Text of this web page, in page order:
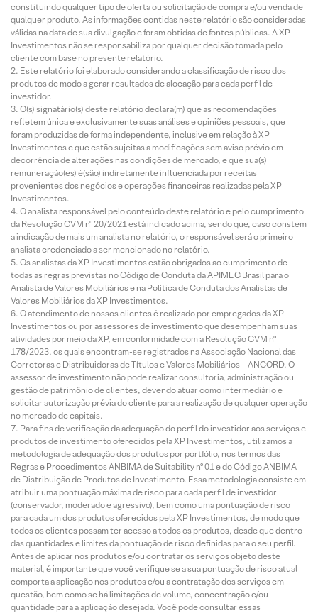
constituindo qualquer tipo de oferta ou solicitação de compra e/ou venda de
qualquer produto. As informações contidas neste relatório são consideradas
válidas na data de sua divulgação e foram obtidas de fontes públicas. A XP
Investimentos não se responsabiliza por qualquer decisão tomada pelo
cliente com base no presente relatório.
Este relatório foi elaborado considerando a classificação de risco dos
produtos de modo a gerar resultados de alocação para cada perfil de
investidor.
O(s) signatário(s) deste relatório declara(m) que as recomendações
refletem única e exclusivamente suas análises e opiniões pessoais, que
foram produzidas de forma independente, inclusive em relação à XP
Investimentos e que estão sujeitas a modificações sem aviso prévio em
decorrência de alterações nas condições de mercado, e que sua(s)
remuneração(es) é(são) indiretamente influenciada por receitas
provenientes dos negócios e operações financeiras realizadas pela XP
Investimentos.
O analista responsável pelo conteúdo deste relatório e pelo cumprimento
da Resolução CVM nº 20/2021 está indicado acima, sendo que, caso constem
a indicação de mais um analista no relatório, o responsável será o primeiro
analista credenciado a ser mencionado no relatório.
Os analistas da XP Investimentos estão obrigados ao cumprimento de
todas as regras previstas no Código de Conduta da APIMEC Brasil para o
Analista de Valores Mobiliários e na Política de Conduta dos Analistas de
Valores Mobiliários da XP Investimentos.
O atendimento de nossos clientes é realizado por empregados da XP
Investimentos ou por assessores de investimento que desempenham suas
atividades por meio da XP, em conformidade com a Resolução CVM nº
178/2023, os quais encontram-se registrados na Associação Nacional das
Corretoras e Distribuidoras de Títulos e Valores Mobiliários – ANCORD. O
assessor de investimento não pode realizar consultoria, administração ou
gestão de patrimônio de clientes, devendo atuar como intermediário e
solicitar autorização prévia do cliente para a realização de qualquer operação
no mercado de capitais.
Para fins de verificação da adequação do perfil do investidor aos serviços e
produtos de investimento oferecidos pela XP Investimentos, utilizamos a
metodologia de adequação dos produtos por portfólio, nos termos das
Regras e Procedimentos ANBIMA de Suitability nº 01 e do Código ANBIMA
de Distribuição de Produtos de Investimento. Essa metodologia consiste em
atribuir uma pontuação máxima de risco para cada perfil de investidor
(conservador, moderado e agressivo), bem como uma pontuação de risco
para cada um dos produtos oferecidos pela XP Investimentos, de modo que
todos os clientes possam ter acesso a todos os produtos, desde que dentro
das quantidades e limites da pontuação de risco definidas para o seu perfil.
Antes de aplicar nos produtos e/ou contratar os serviços objeto deste
material, é importante que você verifique se a sua pontuação de risco atual
comporta a aplicação nos produtos e/ou a contratação dos serviços em
questão, bem como se há limitações de volume, concentração e/ou
quantidade para a aplicação desejada. Você pode consultar essas